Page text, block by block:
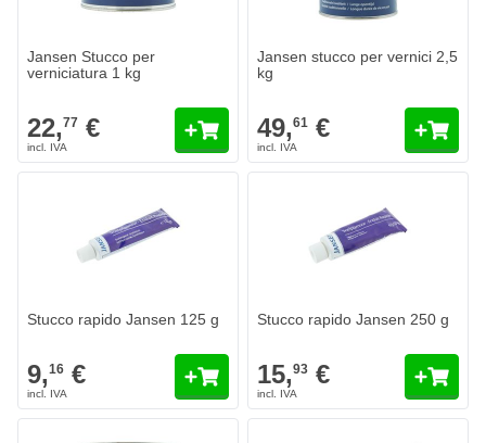
Jansen Stucco per
verniciatura 1 kg
22,77 €
Jansen stucco per vernici 2,5
kg
49,61 €
Stucco rapido Jansen 125 g
9,16 €
Stucco rapido Jansen 250 g
15,93 €